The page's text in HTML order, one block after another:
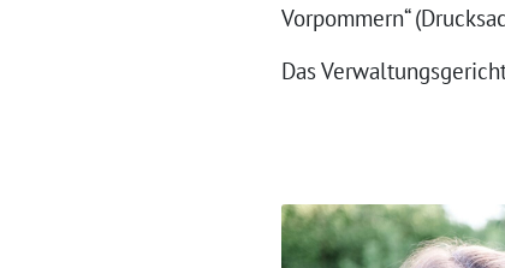
Vorpommern“
Das